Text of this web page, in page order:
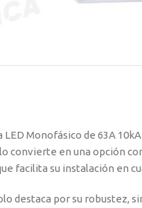
Monofásico de 63A
convierte en una opción
facilita su instalación en
destaca por su robustez,